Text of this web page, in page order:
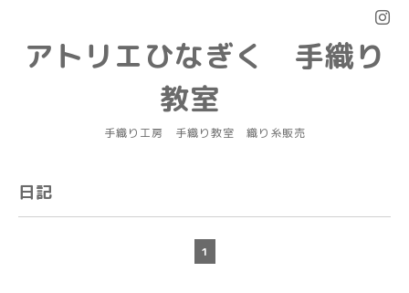
アトリエひなぎく 手織り
教室
手織り工房 手織り教室 織り糸販売
日記
1